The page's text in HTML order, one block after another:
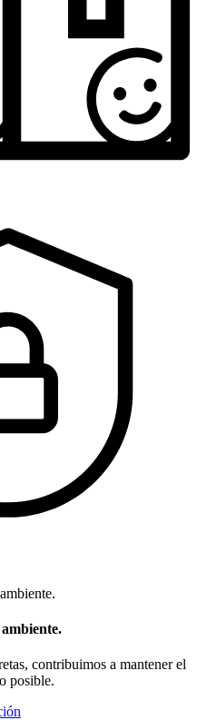
contribuimos a mantener el
posible.